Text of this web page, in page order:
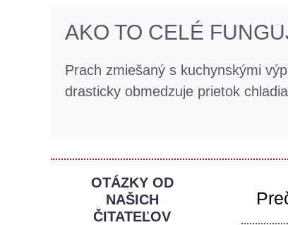
AKO TO CELÉ
Prach zmiešaný s kuchynskými
drasticky obmedzuje prietok
OTÁZKY OD
NAŠICH
ČITATEĽOV